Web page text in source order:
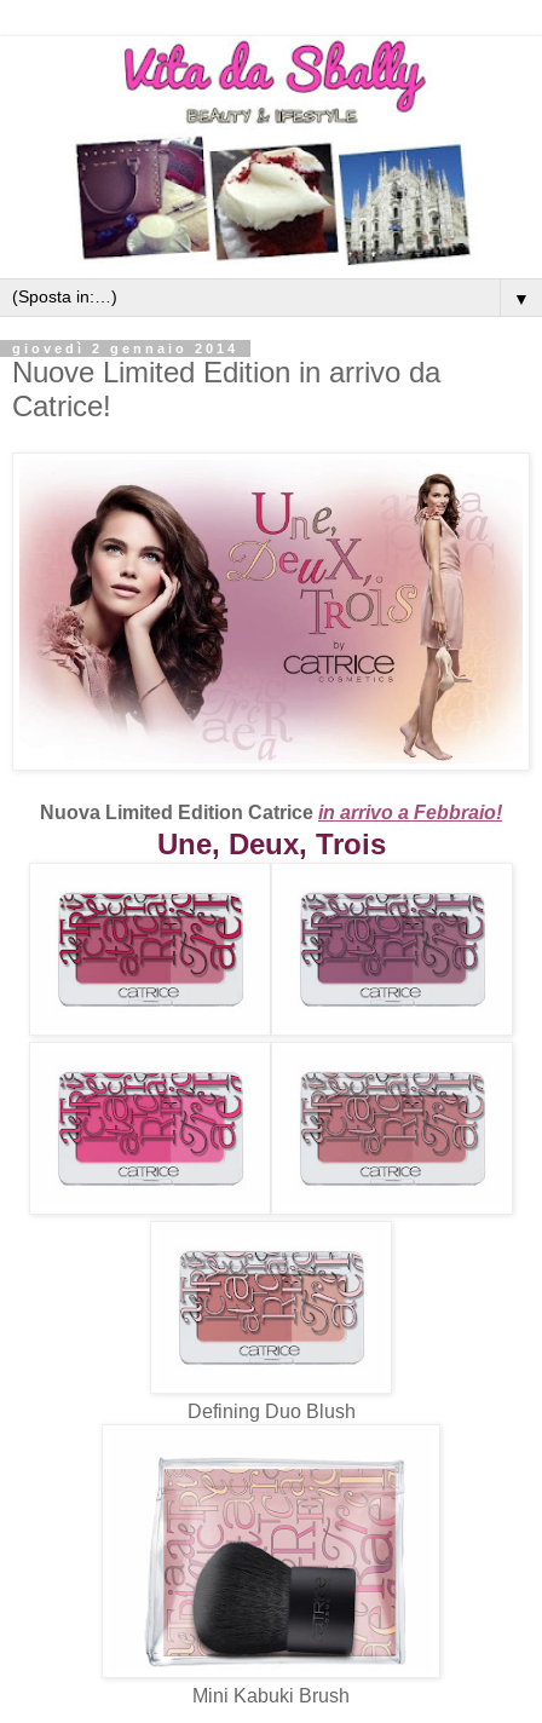
▼
giovedì 2 gennaio 2014
Nuove Limited Edition in arrivo da
Catrice!
Nuova Limited Edition Catrice in arrivo a Febbraio!
Une, Deux, Trois
Defining Duo Blush
Mini Kabuki Brush